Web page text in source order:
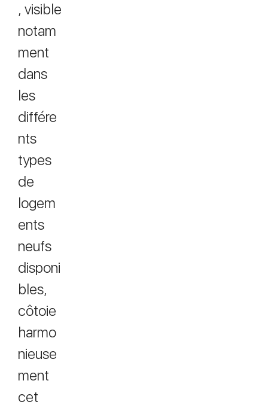
, visible
notam
ment
dans
les
différe
nts
types
de
logem
ents
neufs
disponi
bles,
côtoie
harmo
nieuse
ment
cet